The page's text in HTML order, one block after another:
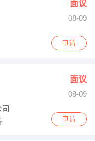
面议
08-09
申请
面议
08-09
申请